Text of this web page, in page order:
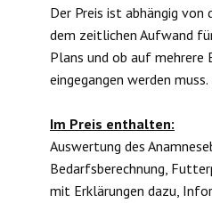
Der Preis ist abhängig von
dem zeitlichen Aufwand
Plans und ob auf mehrere
eingegangen werden muss.
Im Preis enthalten:
Auswertung des
Bedarfsberechnung,
mit Erklärungen dazu,